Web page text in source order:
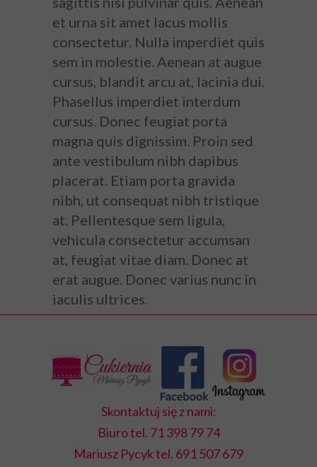
Skontaktuj się z nami:
Biuro tel. 71 398 79 74
Mariusz Pycyk tel. 691 507 679
et urna sit amet lacus mollis
consectetur. Nulla imperdiet quis
sem in molestie. Aenean at augue
cursus, blandit arcu at, lacinia dui.
Phasellus imperdiet interdum
cursus. Donec feugiat porta
magna quis dignissim. Proin sed
ante vestibulum nibh dapibus
placerat. Etiam porta gravida
nibh, ut consequat nibh tristique
at. Pellentesque sem ligula,
vehicula consectetur accumsan
at, feugiat vitae diam. Donec at
erat augue. Donec varius nunc in
iaculis ultrices.